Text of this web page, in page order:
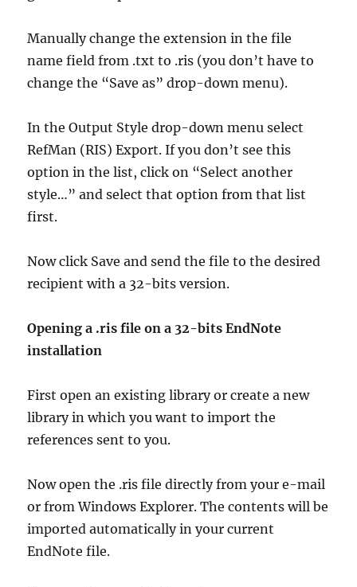
Manually change the extension in the file
name field from .txt to .ris (you don’t have to
change the “Save as” drop-down menu).
In the Output Style drop-down menu select
RefMan (RIS) Export. If you don’t see this
option in the list, click on “Select another
style…” and select that option from that list
first.
Now click Save and send the file to the desired
recipient with a 32-bits version.
Opening a .ris file on a 32-bits EndNote
installation
First open an existing library or create a new
library in which you want to import the
references sent to you.
Now open the .ris file directly from your e-mail
or from Windows Explorer. The contents will be
imported automatically in your current
EndNote file.